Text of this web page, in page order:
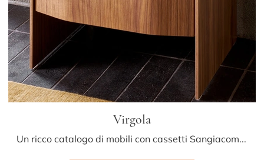
Virgola
Un ricco catalogo di mobili con cassetti Sangiacomo: i comodini design in legno, come Virgola, sono tra le proposte più originali.